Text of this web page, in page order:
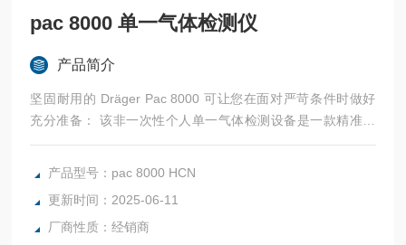
pac 8000 单一气体检测仪
产品简介
坚固耐用的 Dräger Pac 8000 可让您在面对严苛条件时做好
充分准备： 该非一次性个人单一气体检测设备是一款精准可
靠的仪器，可检测达到危险浓度的 29 种不同气体，包括 NO2
、O3 或 COCl2 等特殊气体。测量数据可通过蓝牙®轻松传输
产品型号：pac 8000 HCN
更新时间：2025-06-11
厂商性质：经销商